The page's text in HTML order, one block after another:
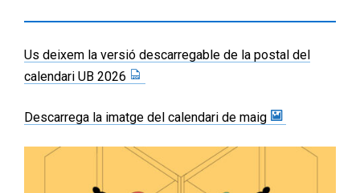
Us deixem la versió descarregable de la postal del
calendari UB 2026
Descarrega la imatge del calendari de maig